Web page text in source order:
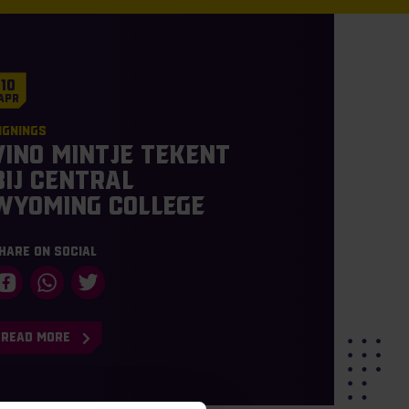
10
Mintje tekent
Central
College
on social
READ MORE